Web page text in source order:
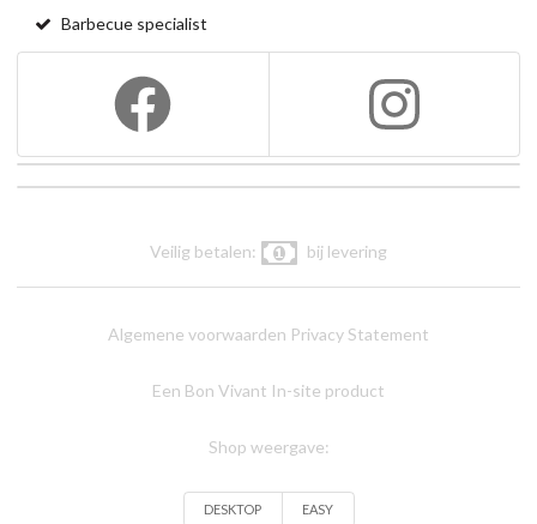
Barbecue specialist
Veilig betalen: bij levering
Algemene voorwaarden Privacy Statement
Een Bon Vivant In-site product
Shop weergave:
DESKTOP EASY